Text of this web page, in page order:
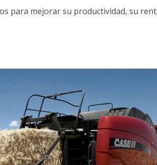
para mejorar su productividad, su